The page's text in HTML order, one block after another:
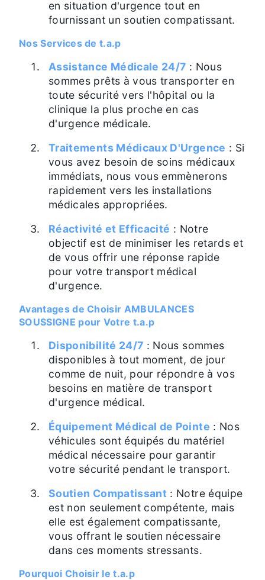
en situation d'urgence tout en
fournissant un soutien compatissant.
Nos Services de t.a.p
Assistance Médicale 24/7 : Nous
sommes prêts à vous transporter en
toute sécurité vers l'hôpital ou la
clinique la plus proche en cas
d'urgence médicale.
Traitements Médicaux D'Urgence : Si
vous avez besoin de soins médicaux
immédiats, nous vous emmènerons
rapidement vers les installations
médicales appropriées.
Réactivité et Efficacité : Notre
objectif est de minimiser les retards et
de vous offrir une réponse rapide
pour votre transport médical
d'urgence.
Avantages de Choisir AMBULANCES
SOUSSIGNE pour Votre t.a.p
Disponibilité 24/7 : Nous sommes
disponibles à tout moment, de jour
comme de nuit, pour répondre à vos
besoins en matière de transport
d'urgence médical.
Équipement Médical de Pointe : Nos
véhicules sont équipés du matériel
médical nécessaire pour garantir
votre sécurité pendant le transport.
Soutien Compatissant : Notre équipe
est non seulement compétente, mais
elle est également compatissante,
vous offrant le soutien nécessaire
dans ces moments stressants.
Pourquoi Choisir le t.a.p